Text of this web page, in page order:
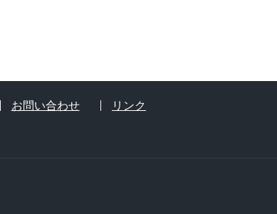
お問い合わせ
リンク